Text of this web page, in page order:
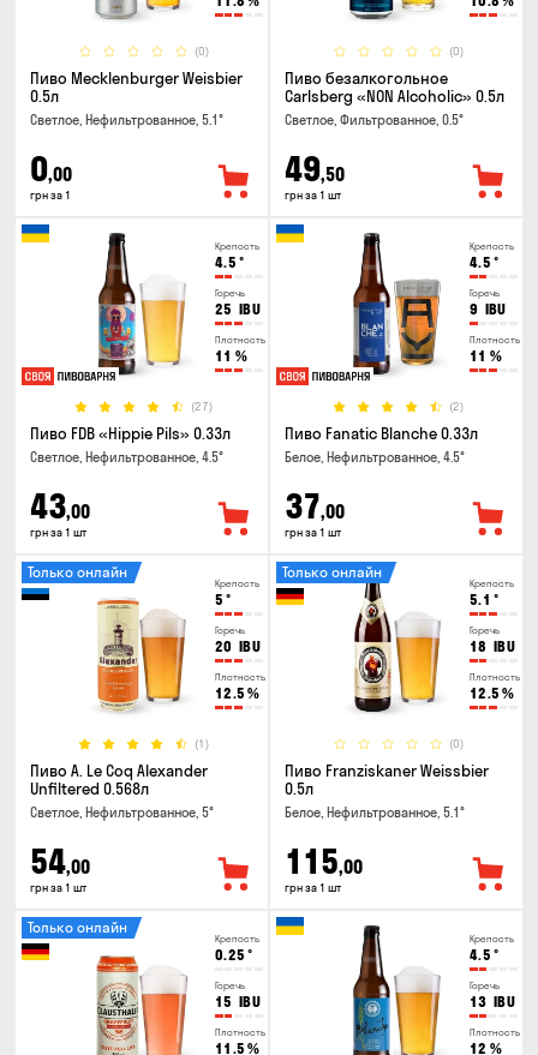
(0)
Пиво Mecklenburger Weisbier
0.5л
Светлое, Нефильтрованное, 5.1°
0,00
грн за 1
(0)
Пиво безалкогольное
Carlsberg «NON Alcoholic» 0.5л
Светлое, Фильтрованное, 0.5°
49,50
грн за 1 шт
Крепость
4.5 °
Горечь
25 IBU
Плотность
11 %
(27)
Пиво FDB «Hippie Pils» 0.33л
Светлое, Нефильтрованное, 4.5°
43,00
грн за 1 шт
Крепость
4.5 °
Горечь
9 IBU
Плотность
11 %
(2)
Пиво Fanatic Blanche 0.33л
Белое, Нефильтрованное, 4.5°
37,00
грн за 1 шт
Крепость
5 °
Горечь
20 IBU
Плотность
12.5 %
(1)
Только онлайн
Пиво A. Le Coq Alexander
Unfiltered 0.568л
Светлое, Нефильтрованное, 5°
54,00
грн за 1 шт
Крепость
5.1 °
Горечь
18 IBU
Плотность
12.5 %
(0)
Только онлайн
Пиво Franziskaner Weissbier
0.5л
Белое, Нефильтрованное, 5.1°
115,00
грн за 1 шт
Крепость
0.25 °
Горечь
15 IBU
Плотность
11.5 %
Только онлайн
Крепость
4.5 °
Горечь
13 IBU
Плотность
12 %